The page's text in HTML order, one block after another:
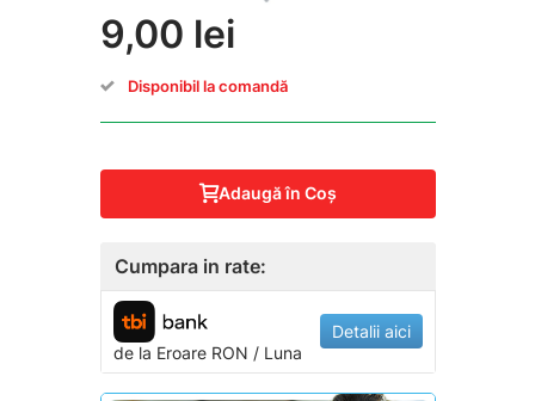
9,00 lei
Disponibil la comandă
Adaugă în Coş
Cumpara in rate:
de la EroareRON / Luna
Detalii aici